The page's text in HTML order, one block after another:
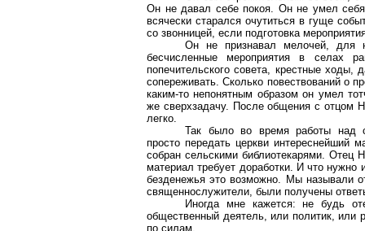
Он не давал себе покоя. Он не умел
всячески старался очутиться в гуще
со звонницей, если подготовка
Он не признавал мелочей, для
бесчисленные мероприятия в селах
попечительского совета, крестные
сопереживать. Сколько повествований о
каким-то непонятным образом он умел
же сверхзадачу. После общения с отцом
легко.
Так было во время работы над
просто передать церкви интереснейший
собран сельскими библиотекарями. Отец
материал требует доработки. И что нужно
безденежья это возможно. Мы называли
священнослужители, были получены
Иногда мне кажется: не будь
общественный деятель, или политик, или
по силам.